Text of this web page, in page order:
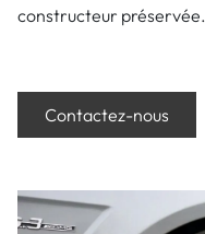
constructeur préservée.
Contactez-nous